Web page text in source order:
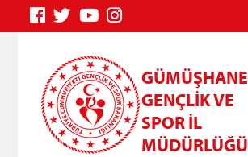
GÜMÜŞHANE
GENÇLİK VE
SPOR İL
MÜDÜRLÜĞÜ